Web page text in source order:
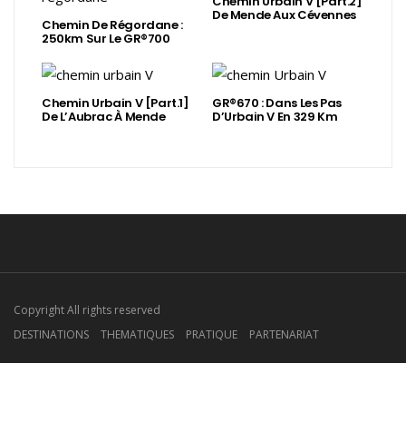
Chemin De Régordane :
250km Sur Le GR®700
De Mende Aux Cévennes
Chemin Urbain V [Part.1]
De L’Aubrac À Mende
GR®670 : Dans Les Pas
D’Urbain V En 329 Km
Copyright All rights reserved
DESTINATIONS
THEMATIQUES PRATIQUE PARTENARIAT